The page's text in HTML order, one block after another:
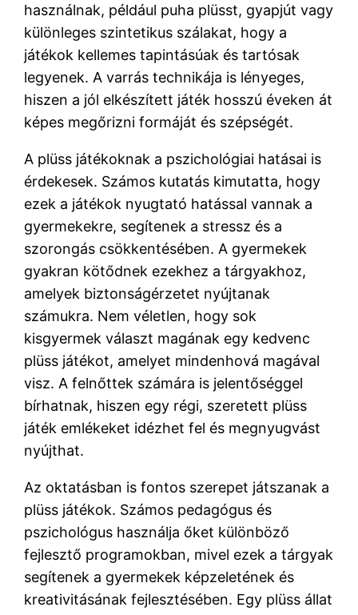
használnak, például puha plüsst, gyapjút vagy
különleges szintetikus szálakat, hogy a
játékok kellemes tapintásúak és tartósak
legyenek. A varrás technikája is lényeges,
hiszen a jól elkészített játék hosszú éveken át
képes megőrizni formáját és szépségét.
A plüss játékoknak a pszichológiai hatásai is
érdekesek. Számos kutatás kimutatta, hogy
ezek a játékok nyugtató hatással vannak a
gyermekekre, segítenek a stressz és a
szorongás csökkentésében. A gyermekek
gyakran kötődnek ezekhez a tárgyakhoz,
amelyek biztonságérzetet nyújtanak
számukra. Nem véletlen, hogy sok
kisgyermek választ magának egy kedvenc
plüss játékot, amelyet mindenhová magával
visz. A felnőttek számára is jelentőséggel
bírhatnak, hiszen egy régi, szeretett plüss
játék emlékeket idézhet fel és megnyugvást
nyújthat.
Az oktatásban is fontos szerepet játszanak a
plüss játékok. Számos pedagógus és
pszichológus használja őket különböző
fejlesztő programokban, mivel ezek a tárgyak
segítenek a gyermekek képzeletének és
kreativitásának fejlesztésében. Egy plüss állat